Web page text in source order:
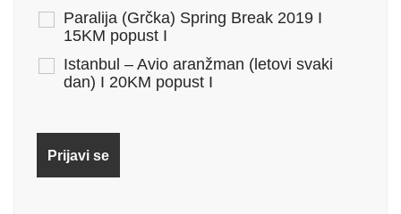
Paralija (Grčka) Spring Break 2019 I
15KM popust I
Istanbul – Avio aranžman (letovi svaki
dan) I 20KM popust I